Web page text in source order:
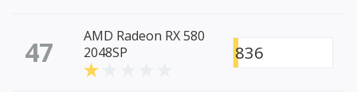
47
AMD Radeon RX 580
2048SP
836